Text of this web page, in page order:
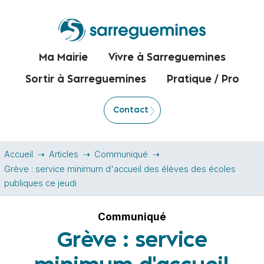
Ma Mairie Vivre à Sarreguemines
Sortir à Sarreguemines Pratique / Pro
Contact
Accueil Articles
Communiqué
Grève : service minimum d'accueil des élèves des écoles
publiques ce jeudi
Communiqué
Grève : service